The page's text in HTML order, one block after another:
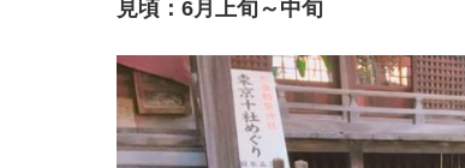
見頃：6月上旬～中旬